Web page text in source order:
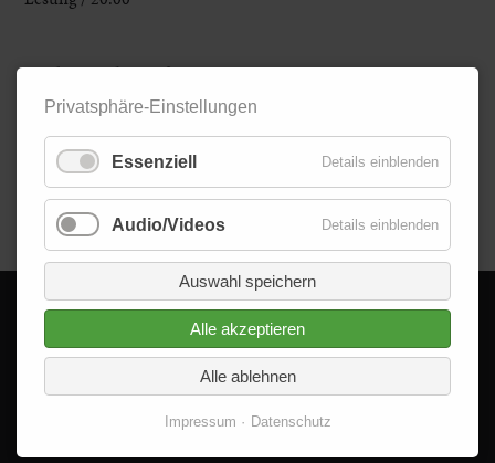
Kinder/Familie/Spaß
Planetarium MA/ Die drei ??? und das Grab der Maya / ab 8
Jahren / 19.30
Zurück
© 2026 - Delta im Quadrat GmbH
Alle Rechte vorbehalten.
Privatsphäre-Einstellungen
Essenziell Details einblenden
Audio/Videos Details einblenden
Auswahl speichern
Alle akzeptieren
Alle ablehnen
Impressum Datenschutz